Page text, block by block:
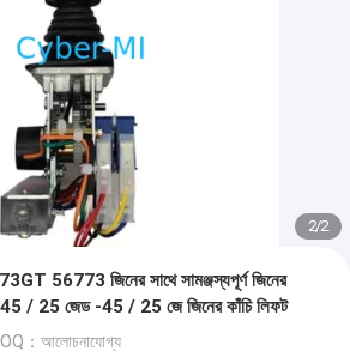
2/2
56773 জিনের সাথে সামঞ্জস্যপূর্ণ জিনের
/ 25 জেড -45 / 25 জে জিনের কাঁচি লিফট
：আলোচনাযোগ্য